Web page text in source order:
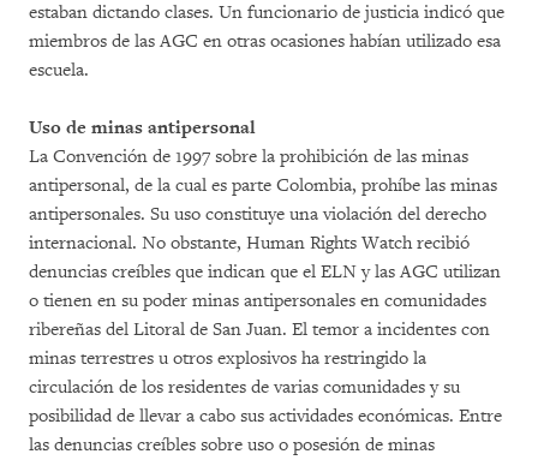
estaban dictando clases. Un funcionario de justicia indicó que
miembros de las AGC en otras ocasiones habían utilizado esa
escuela.
Uso de minas antipersonal
La Convención de 1997 sobre la prohibición de las minas
antipersonal, de la cual es parte Colombia, prohíbe las minas
antipersonales. Su uso constituye una violación del derecho
internacional. No obstante, Human Rights Watch recibió
denuncias creíbles que indican que el ELN y las AGC utilizan
o tienen en su poder minas antipersonales en comunidades
ribereñas del Litoral de San Juan. El temor a incidentes con
minas terrestres u otros explosivos ha restringido la
circulación de los residentes de varias comunidades y su
posibilidad de llevar a cabo sus actividades económicas. Entre
las denuncias creíbles sobre uso o posesión de minas